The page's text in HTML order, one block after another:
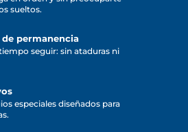
sueltos.
permanencia
seguir: sin ataduras ni
especiales diseñados para